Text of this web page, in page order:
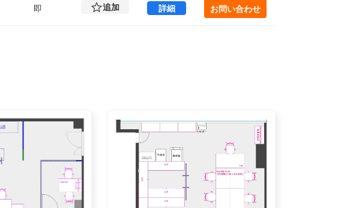
即 追加 詳細麹町パーソナルハウス（プレミアムオフィス麹
お問い合わせ